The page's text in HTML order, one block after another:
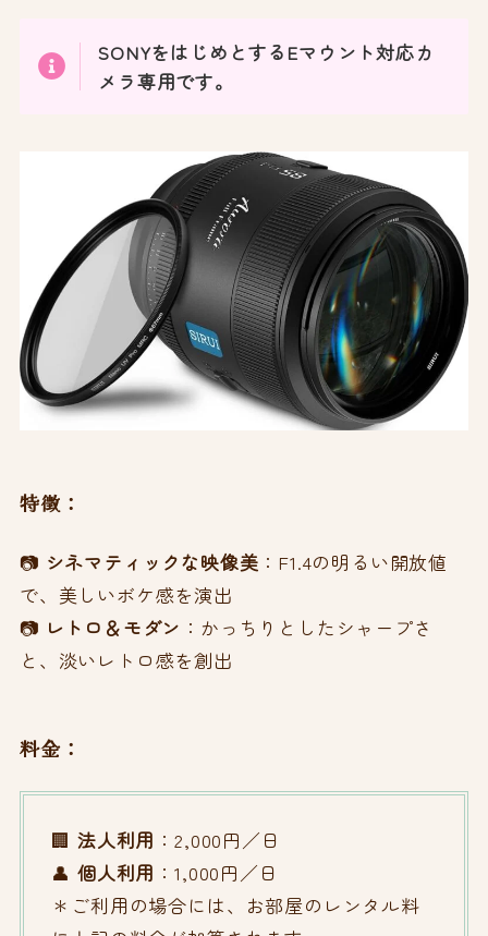
SONYをはじめとするEマウント対応カ
メラ専用です。
特徴：
📷 シネマティックな映像美 ：F1.4の明るい開放値
で、美しいボケ感を演出
📷 レトロ＆モダン ：かっちりとしたシャープさ
と、淡いレトロ感を創出
料金：
🏢法人利用 ：2,000円／日
👤個人利用 ：1,000円／日
＊ご利用の場合には、お部屋のレンタル料